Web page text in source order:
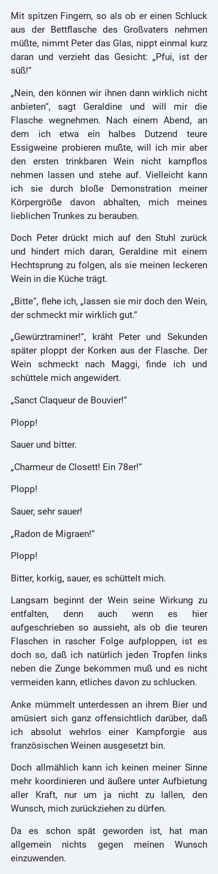
Mit spitzen Fingern, so als ob er einen Schluck
aus der Bettflasche des Großvaters nehmen
müßte, nimmt Peter das Glas, nippt einmal kurz
daran und verzieht das Gesicht: „Pfui, ist der
süß!“
„Nein, den können wir ihnen dann wirklich nicht
anbieten“, sagt Geraldine und will mir die
Flasche wegnehmen. Nach einem Abend, an
dem ich etwa ein halbes Dutzend teure
Essigweine probieren mußte, will ich mir aber
den ersten trinkbaren Wein nicht kampflos
nehmen lassen und stehe auf. Vielleicht kann
ich sie durch bloße Demonstration meiner
Körpergröße davon abhalten, mich meines
lieblichen Trunkes zu berauben.
Doch Peter drückt mich auf den Stuhl zurück
und hindert mich daran, Geraldine mit einem
Hechtsprung zu folgen, als sie meinen leckeren
Wein in die Küche trägt.
„Bitte“, flehe ich, „lassen sie mir doch den Wein,
der schmeckt mir wirklich gut.“
„Gewürztraminer!“, kräht Peter und Sekunden
später ploppt der Korken aus der Flasche. Der
Wein schmeckt nach Maggi, finde ich und
schüttele mich angewidert.
„Sanct Claqueur de Bouvier!“
Plopp!
Sauer und bitter.
„Charmeur de Closett! Ein 78er!“
Plopp!
Sauer, sehr sauer!
„Radon de Migraen!“
Plopp!
Bitter, korkig, sauer, es schüttelt mich.
Langsam beginnt der Wein seine Wirkung zu
entfalten, denn auch wenn es hier
aufgeschrieben so aussieht, als ob die teuren
Flaschen in rascher Folge aufploppen, ist es
doch so, daß ich natürlich jeden Tropfen links
neben die Zunge bekommen muß und es nicht
vermeiden kann, etliches davon zu schlucken.
Anke mümmelt unterdessen an ihrem Bier und
amüsiert sich ganz offensichtlich darüber, daß
ich absolut wehrlos einer Kampforgie aus
französischen Weinen ausgesetzt bin.
Doch allmählich kann ich keinen meiner Sinne
mehr koordinieren und äußere unter Aufbietung
aller Kraft, nur um ja nicht zu lallen, den
Wunsch, mich zurückziehen zu dürfen.
Da es schon spät geworden ist, hat man
allgemein nichts gegen meinen Wunsch
einzuwenden.